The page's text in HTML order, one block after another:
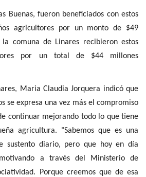
Buenas, fueron beneficiados con estos
agricultores por un monto de $49
comuna de Linares recibieron estos
por un total de $44 millones
Maria Claudia Jorquera indicó que
se expresa una vez más el compromiso
continuar mejorando todo lo que tiene
agricultura. "Sabemos que es una
sustento diario, pero que hoy en día
a través del Ministerio de
Porque creemos que de esa